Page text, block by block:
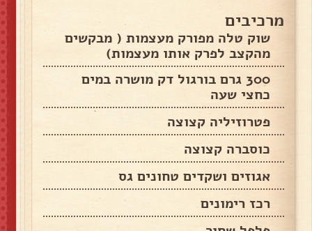
מרכיבים
שוק טלה מפורק מעצמות ( מבקשים
מהקצב לפרק אותו מעצמות)
300 גרם בורגול דק מושרה במים
כחצי שעה
פטרוזיליה קצוצה
כוסברה קצוצה
אגוזים ושקדים טחונים גס
רכז רימונים